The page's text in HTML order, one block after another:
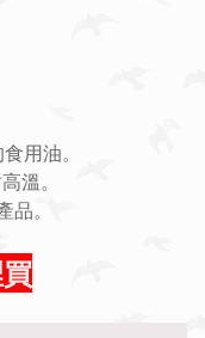
用油。
溫。
。